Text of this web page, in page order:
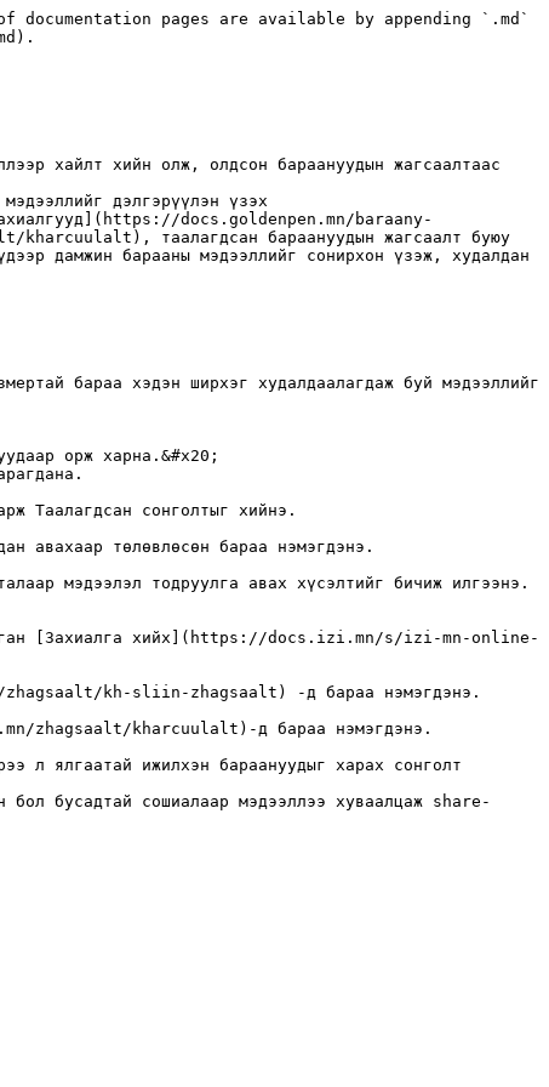
pages are available by appending `.md`
хайлт хийн олж, олдсон бараануудын жагсаалтаас
дэлгэрүүлэн үзэх
docs.goldenpen.mn/baraany-
kharcuulalt), таалагдсан бараануудын жагсаалт буюу
дамжин барааны мэдээллийг сонирхон үзэж, худалдан
бараа хэдэн ширхэг худалдаалагдаж буй мэдээллийг
орж харна.&#x20;
Таалагдсан сонголтыг хийнэ.
төлөвлөсөн бараа нэмэгдэнэ.
мэдээлэл тодруулга авах хүсэлтийг бичиж илгээнэ.
[Захиалга хийх](https://docs.izi.mn/s/izi-mn-online-
kh-sliin-zhagsaalt) -д бараа нэмэгдэнэ.
zhagsaalt/kharcuulalt)-д бараа нэмэгдэнэ.
ялгаатай ижилхэн бараануудыг харах сонголт
бусадтай сошиалаар мэдээллээ хуваалцаж share-